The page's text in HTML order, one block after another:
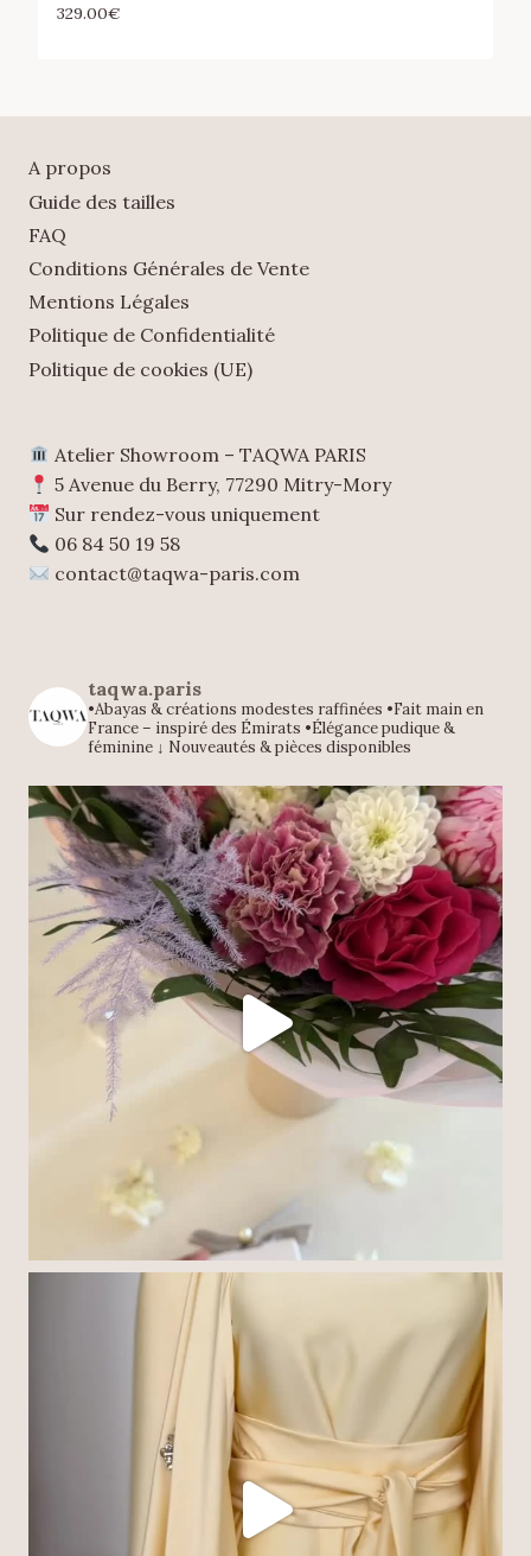
329.00€
A propos
Guide des tailles
FAQ
Conditions Générales de Vente
Mentions Légales
Politique de Confidentialité
Politique de cookies (UE)
Atelier Showroom – TAQWA PARIS
5 Avenue du Berry, 77290 Mitry-Mory
Sur rendez-vous uniquement
06 84 50 19 58
contact@taqwa-paris.com
taqwa.paris
•Abayas & créations modestes raffinées •Fait main en
France – inspiré des Émirats •Élégance pudique &
féminine ↓ Nouveautés & pièces disponibles